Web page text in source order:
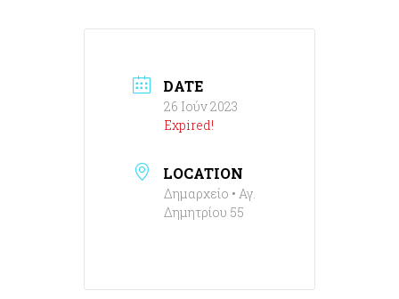
DATE
26 Ιούν 2023
Expired!
LOCATION
Δημαρχείο • Αγ.
Δημητρίου 55